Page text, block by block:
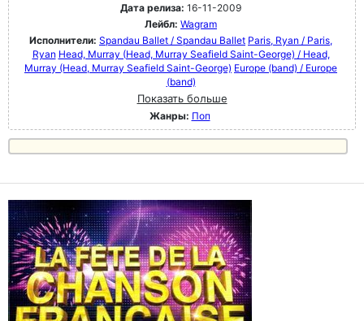
Дата релиза: 16-11-2009
Лейбл: Wagram
Исполнители: Spandau Ballet / Spandau Ballet Paris, Ryan / Paris,
Ryan Head, Murray (Head, Murray Seafield Saint-George) / Head,
Murray (Head, Murray Seafield Saint-George) Europe (band) / Europe
(band)
Показать больше
Жанры: Поп